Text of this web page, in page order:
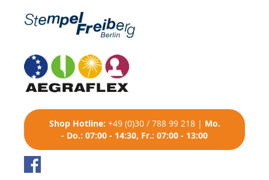
Shop Hotline: +49 (0)30 / 788 99 218| Mo.
- Do.: 07:00 - 14:30, Fr.: 07:00 - 13:00